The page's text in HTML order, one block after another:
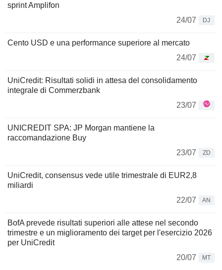
sprint Amplifon
24/07
DJ
Cento USD e una performance superiore al mercato
24/07
UniCredit: Risultati solidi in attesa del consolidamento
integrale di Commerzbank
23/07
UNICREDIT SPA: JP Morgan mantiene la
raccomandazione Buy
23/07
ZD
UniCredit, consensus vede utile trimestrale di EUR2,8
miliardi
22/07
AN
BofA prevede risultati superiori alle attese nel secondo
trimestre e un miglioramento dei target per l'esercizio 2026
per UniCredit
20/07
MT